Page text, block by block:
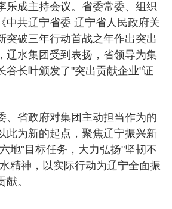
乐成主持会议。省委常委、组织
中共辽宁省委 辽宁省人民政府关
突破三年行动首战之年作出突出
辽水集团受到表扬，省领导为集
谷长叶颁发了"突出贡献企业"证
、省政府对集团主动担当作为的
此为新的起点，聚焦辽宁振兴新
地"目标任务，大力弘扬"坚韧不
精神，以实际行动为辽宁全面振
。